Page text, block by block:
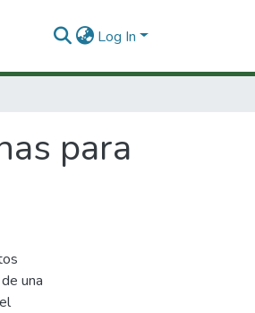
Log In
para
una